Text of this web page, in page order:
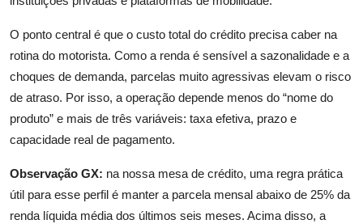
O ponto central é que o custo total do crédito precisa caber na
rotina do motorista. Como a renda é sensível a sazonalidade e a
choques de demanda, parcelas muito agressivas elevam o risco
de atraso. Por isso, a operação depende menos do “nome do
produto” e mais de três variáveis: taxa efetiva, prazo e
capacidade real de pagamento.
Observação GX: na nossa mesa de crédito, uma regra prática
útil para esse perfil é manter a parcela mensal abaixo de 25% da
renda líquida média dos últimos seis meses. Acima disso, a